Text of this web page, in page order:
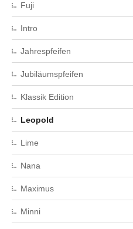
Fuji
Intro
Jahrespfeifen
Jubiläumspfeifen
Klassik Edition
Leopold
Lime
Nana
Maximus
Minni